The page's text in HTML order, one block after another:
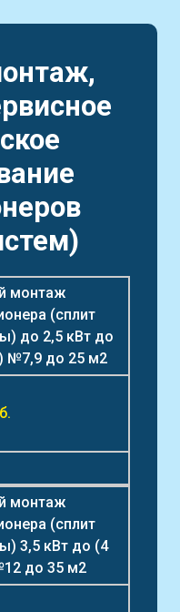
монтаж
(сплит
до 2,5 кВт до
№7,9 до 25 м2
монтаж
(сплит
3,5 кВт до (4
до 35 м2